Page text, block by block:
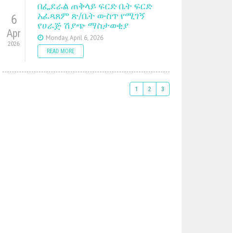
6
Apr
2026
በፌደራል ጠቅላይ ፍርድ ቤት ፍርድ
አፈጻጸም ጽ/ቤት ውስጥ የሚገኝ
የሀራጅ ሽያጭ ማስታወቂያ
Monday, April 6, 2026
READ MORE
1 2 3